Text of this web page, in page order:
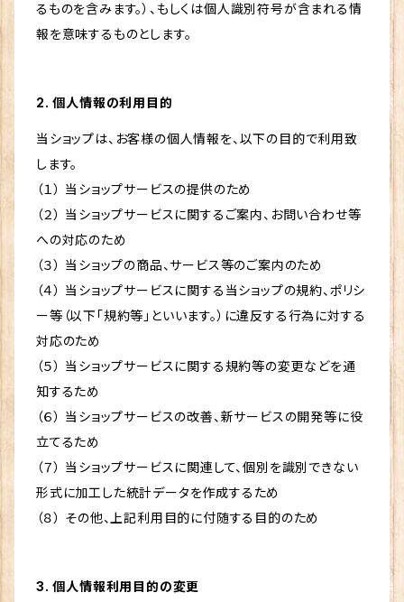
るものを含みます。）、もしくは個人識別符号が含まれる情
報を意味するものとします。
2. 個人情報の利用目的
当ショップは、お客様の個人情報を、以下の目的で利用致
します。
（１） 当ショップサービスの提供のため
（２） 当ショップサービスに関するご案内、お問い合わせ等
への対応のため
（３） 当ショップの商品、サービス等のご案内のため
（４） 当ショップサービスに関する当ショップの規約、ポリシ
ー等（以下「規約等」といいます。）に違反する行為に対する
対応のため
（５） 当ショップサービスに関する規約等の変更などを通
知するため
（６） 当ショップサービスの改善、新サービスの開発等に役
立てるため
（７） 当ショップサービスに関連して、個別を識別できない
形式に加工した統計データを作成するため
（８） その他、上記利用目的に付随する目的のため
3. 個人情報利用目的の変更